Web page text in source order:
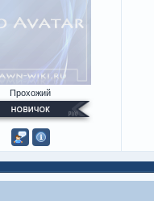
Прохожий